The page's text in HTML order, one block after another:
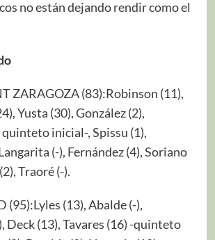
no están dejando rendir como el
ZARAGOZA (83):Robinson (11),
Yusta (30), González (2),
inicial-, Spissu (1),
(-), Fernández (4), Soriano
Traoré (-).
(95):Lyles (13), Abalde (-),
Deck (13), Tavares (16) -quinteto